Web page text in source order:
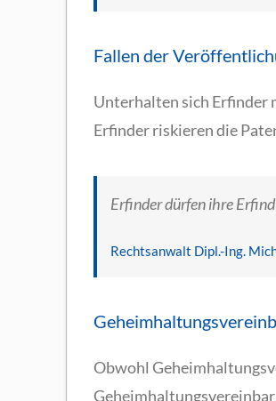
Fallen der
Unterhalten sich Erfinder
Erfinder riskieren die
Erfinder dürfen ihre
Rechtsanwalt Dipl.-Ing.
Obwohl